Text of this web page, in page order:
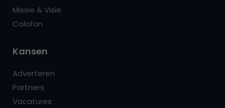
Missie & Visie
Colofon
Kansen
Adverteren
Partners
Vacatures